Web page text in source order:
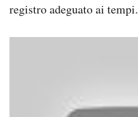
registro adeguato ai tempi.